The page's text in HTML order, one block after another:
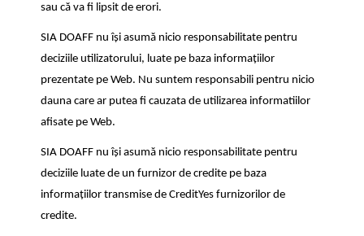
sau că va fi lipsit de erori.
SIA DOAFF nu își asumă nicio responsabilitate pentru
deciziile utilizatorului, luate pe baza informațiilor
prezentate pe Web. Nu suntem responsabili pentru nicio
dauna care ar putea fi cauzata de utilizarea informatiilor
afisate pe Web.
SIA DOAFF nu își asumă nicio responsabilitate pentru
deciziile luate de un furnizor de credite pe baza
informațiilor transmise de CreditYes furnizorilor de
credite.